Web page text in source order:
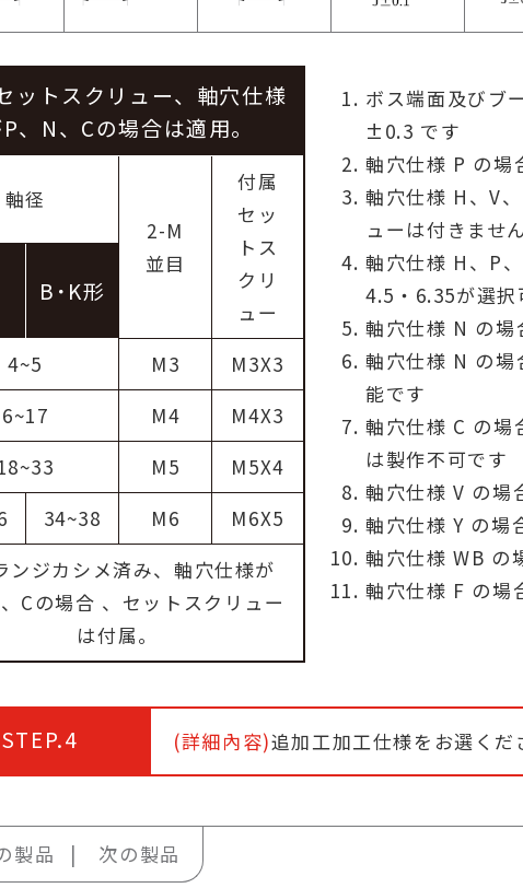
ットスクリュー、軸穴仕様
、N、Cの場合は適用。
軸径
2-M
並目
付属
セッ
トス
クリ
ュー
B˙K形
4~5 M3
M3X3
6~17
M4
M4X3
M5
M5X4
34~38 M6
M6X5
ンジカシメ済み、軸穴仕様が
Cの場合 、セットスクリュー
は付属。
ボス端面及びブ
±0.3 です
軸穴仕様 P の場
軸穴仕様 H、V
ューは付きません
軸穴仕様 H、P
4.5・6.35が選択
軸穴仕様 N の場
軸穴仕様 N の場
能です
軸穴仕様 C の場
は製作不可です
軸穴仕様 V の
軸穴仕様 Y の
軸穴仕様 WB
軸穴仕様 F の
STEP.4 (詳細內容)追加工加工仕様をお選くだ
製品 次の製品